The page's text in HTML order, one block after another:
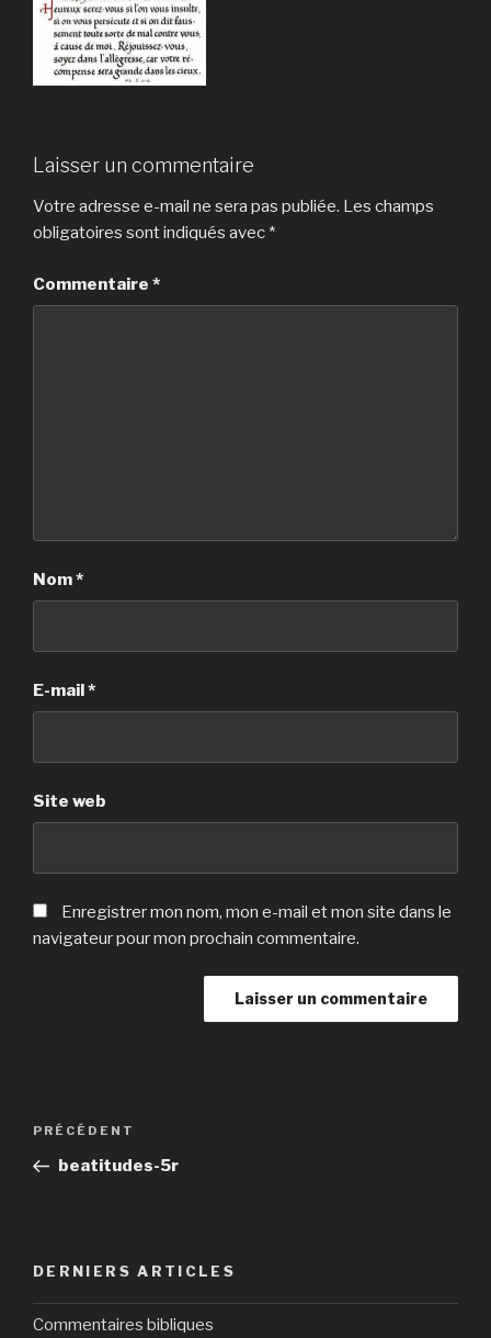
Laisser un commentaire
Votre adresse e-mail ne sera pas publiée. Les champs
obligatoires sont indiqués avec *
Commentaire *
Nom*
E-mail*
Site web
Enregistrer mon nom, mon e-mail et mon site dans le
navigateur pour mon prochain commentaire.
Navigation
l’article
Article
précédent
PRÉCÉDENT
beatitudes-5r
DERNIERS ARTICLES
Commentaires bibliques